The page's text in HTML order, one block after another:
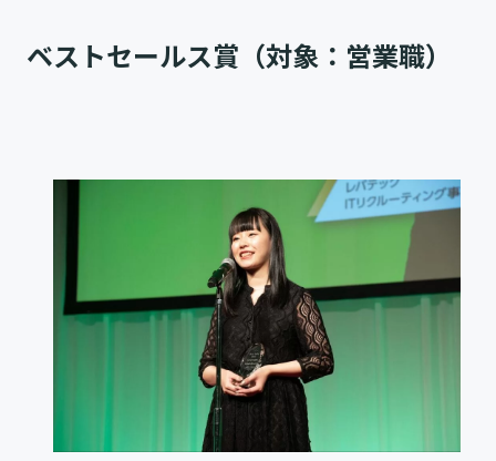
ベストセールス賞（対象：営業職）